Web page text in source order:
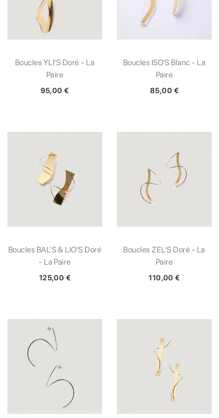
Boucles YLI'S Doré - La
Paire
95,00 €
Boucles ISO'S Blanc - La
Paire
85,00 €
Boucles BAL'S & LIO'S Doré
- La Paire
125,00 €
Boucles ZEL'S Doré - La
Paire
110,00 €